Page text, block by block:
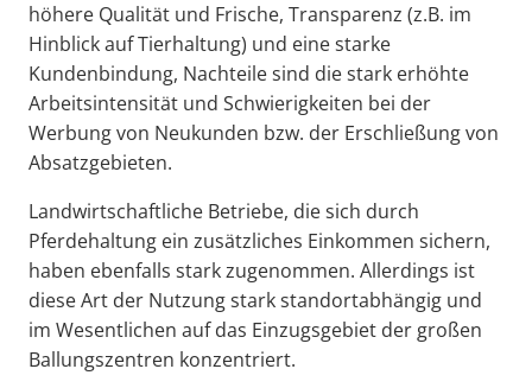
höhere Qualität und Frische, Transparenz (z.B. im
Hinblick auf Tierhaltung) und eine starke
Kundenbindung, Nachteile sind die stark erhöhte
Arbeitsintensität und Schwierigkeiten bei der
Werbung von Neukunden bzw. der Erschließung von
Absatzgebieten.
Landwirtschaftliche Betriebe, die sich durch
Pferdehaltung ein zusätzliches Einkommen sichern,
haben ebenfalls stark zugenommen. Allerdings ist
diese Art der Nutzung stark standortabhängig und
im Wesentlichen auf das Einzugsgebiet der großen
Ballungszentren konzentriert.